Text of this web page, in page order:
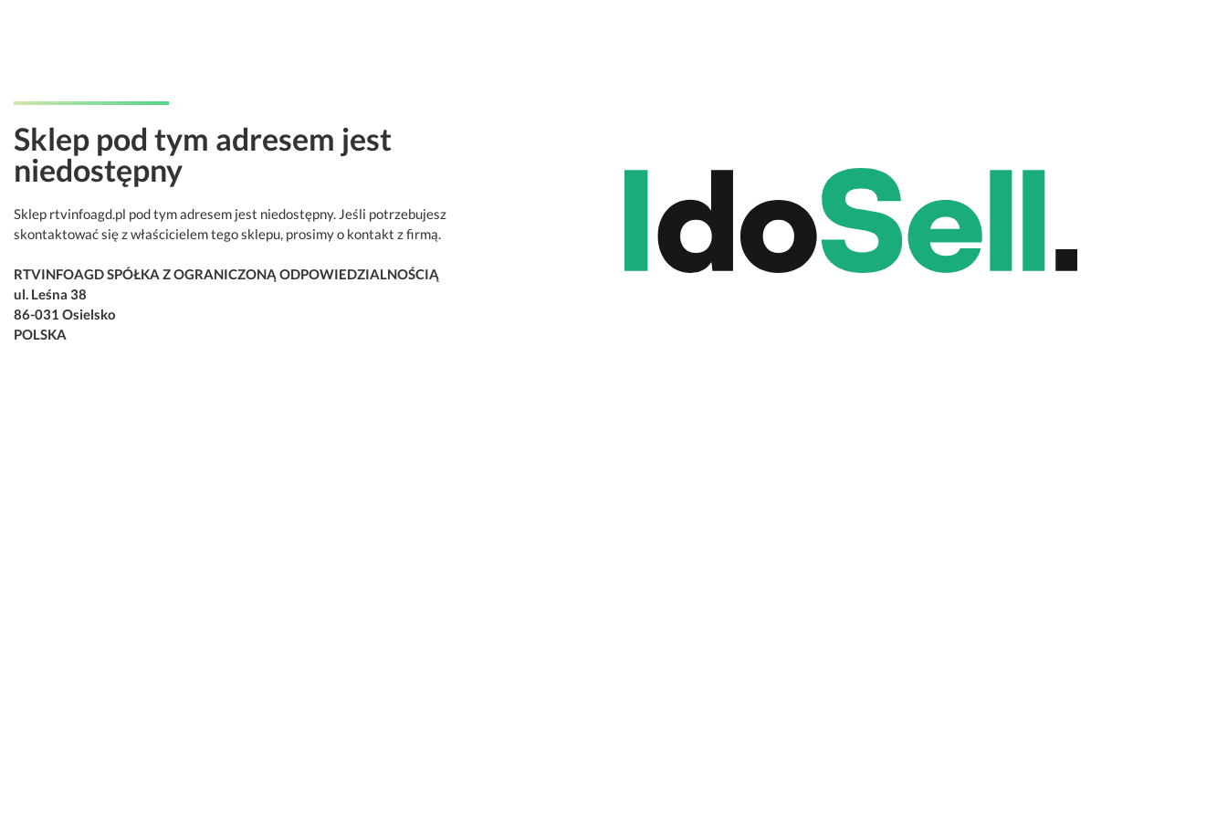
Sklep pod tym adresem jest
niedostępny
Sklep rtvinfoagd.pl pod tym adresem jest niedostępny. Jeśli potrzebujesz
skontaktować się z właścicielem tego sklepu, prosimy o kontakt z firmą.
RTVINFOAGD SPÓŁKA Z OGRANICZONĄ ODPOWIEDZIALNOŚCIĄ
ul. Leśna 38
86-031 Osielsko
POLSKA